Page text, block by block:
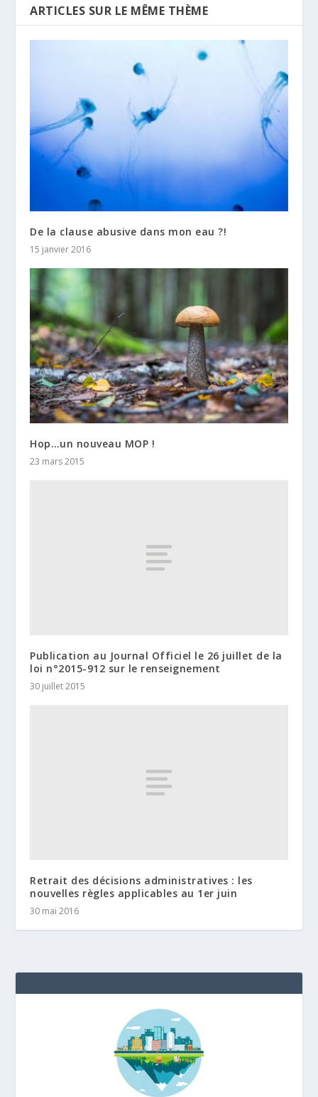
ARTICLES SUR LE MÊME THÈME
De la clause abusive dans mon eau ?!
15 janvier 2016
Hop…un nouveau MOP !
23 mars 2015
Publication au Journal Officiel le 26 juillet de la
loi n°2015-912 sur le renseignement
30 juillet 2015
Retrait des décisions administratives : les
nouvelles règles applicables au 1er juin
30 mai 2016